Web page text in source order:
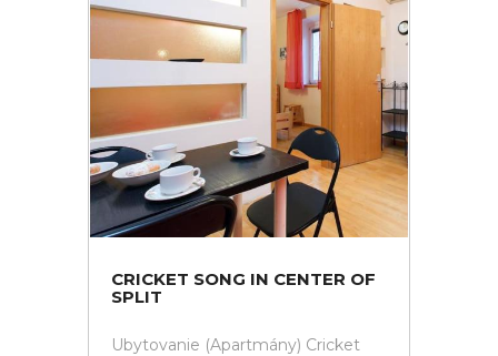
CRICKET SONG IN CENTER OF
SPLIT
Ubytovanie (Apartmány) Cricket